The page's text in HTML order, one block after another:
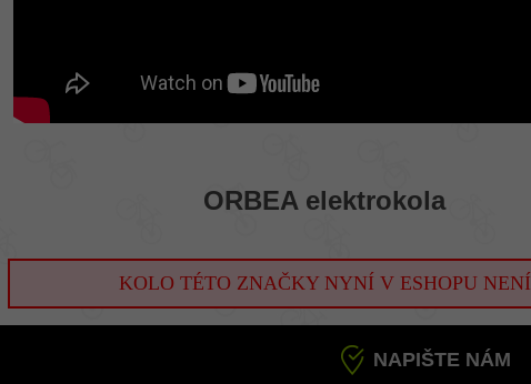
ORBEA elektrokola
KOLO TÉTO ZNAČKY NYNÍ V ESHOPU NENÍ
NAPIŠTE NÁM